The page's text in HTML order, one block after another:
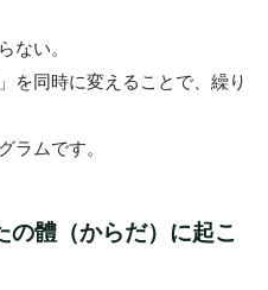
ない。
を同時に変えることで、繰り
ラムです。
の體（からだ）に起こ